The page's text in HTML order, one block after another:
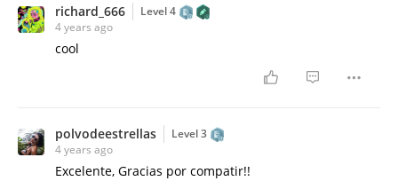
richard_666
Level 4
4 years ago
cool
polvodeestrellas
Level 3
4 years ago
Excelente, Gracias por compatir!!